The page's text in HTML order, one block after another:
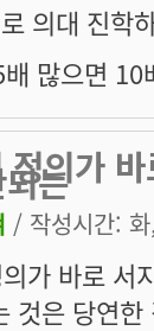
의대 진학
많으면
의가
는
/ 작성시간:
가 바로 서
것은 당연한